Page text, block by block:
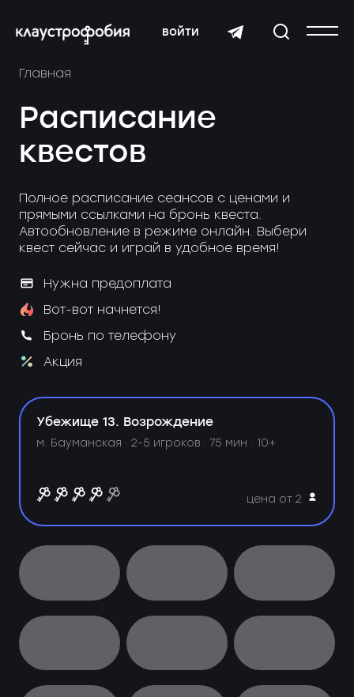
войти
Главная
Расписание
квестов
Полное расписание сеансов с ценами и
прямыми ссылками на бронь квеста.
Автообновление в режиме онлайн. Выбери
квест сейчас и играй в удобное время!
Нужна предоплата
Вот-вот начнется!
Бронь по телефону
Акция
Убежище 13. Возрождение
м. Бауманская ·2-5 игроков · 75 мин · 10+
цена от 2